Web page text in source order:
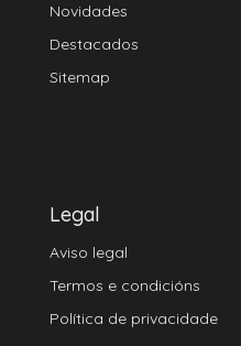
Novidades
Destacados
Sitemap
Legal
Aviso legal
Termos e condicións
Política de privacidade